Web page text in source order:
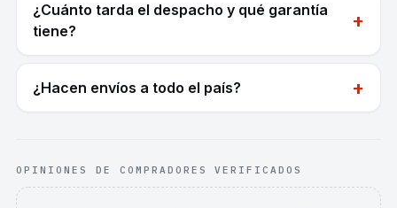
¿Cuánto tarda el despacho y qué garantía
tiene?
+
¿Hacen envíos a todo el país? +
OPINIONES DE COMPRADORES VERIFICADOS